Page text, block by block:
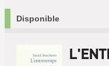
Disponible